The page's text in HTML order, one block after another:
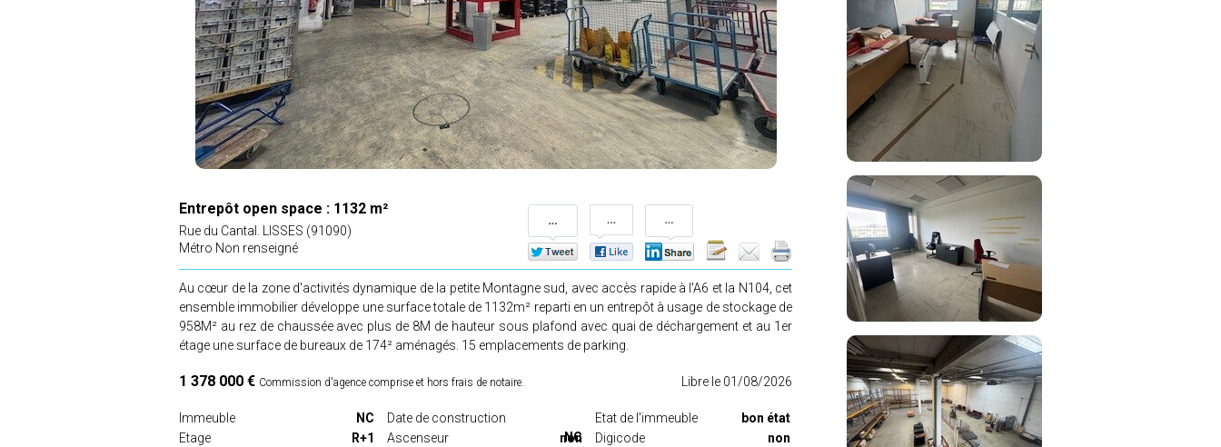
Entrepôt open space : 1132 m²
Rue du Cantal. LISSES (91090)
Métro Non renseigné
Au cœur de la zone d'activités dynamique de la petite Montagne sud, avec accès rapide à l'A6 et la N104, cet
ensemble immobilier développe une surface totale de 1132m² reparti en un entrepôt à usage de stockage de
958M² au rez de chaussée avec plus de 8M de hauteur sous plafond avec quai de déchargement et au 1er
étage une surface de bureaux de 174² aménagés. 15 emplacements de parking.
1 378 000 € Commission d'agence comprise et hors frais de notaire. Libre le 01/08/2026
Immeuble NC
Date de construction
NC
Etat de l'immeuble
bon état
Etage
R+1 Ascenseur non Digicode
non